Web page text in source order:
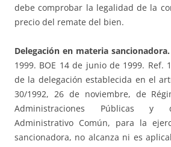
debe comprobar la legalidad de la
precio del remate del bien.
Delegación en materia sancionadora.
1999. BOE 14 de junio de 1999. Ref.
de la delegación establecida en el
30/1992, 26 de noviembre, de
Administraciones Públicas y
Administrativo Común, para la
sancionadora, no alcanza ni es